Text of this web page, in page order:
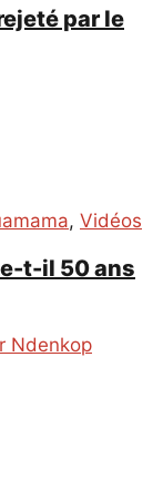
par le
, Vidéos
t-il 50 ans
Ndenkop